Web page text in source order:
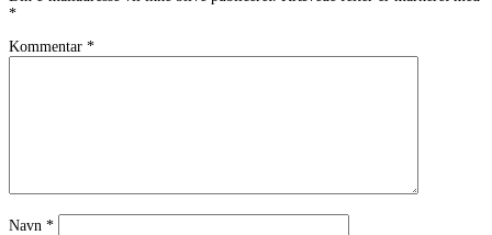
*
Kommentar *
Navn *